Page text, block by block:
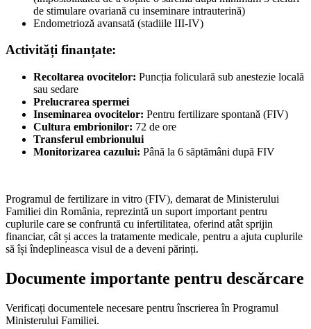
de stimulare ovariană cu inseminare intrauterină)
Endometrioză avansată (stadiile III-IV)
Activități finanțate:
Recoltarea ovocitelor: Puncția foliculară sub anestezie locală
sau sedare
Prelucrarea spermei
Inseminarea ovocitelor: Pentru fertilizare spontană (FIV)
Cultura embrionilor: 72 de ore
Transferul embrionului
Monitorizarea cazului: Până la 6 săptămâni după FIV
Programul de fertilizare in vitro (FIV), demarat de Ministerului
Familiei din România, reprezintă un suport important pentru
cuplurile care se confruntă cu infertilitatea, oferind atât sprijin
financiar, cât și acces la tratamente medicale, pentru a ajuta cuplurile
să își îndeplineasca visul de a deveni părinți.
Documente importante pentru descărcare
Verificați documentele necesare pentru înscrierea în Programul
Ministerului Familiei.